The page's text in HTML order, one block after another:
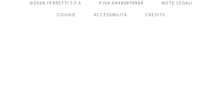
©2026 FERRETTI S.P.A P.IVA 04485970968 NOTE LEGALI
COOKIE ACCESSIBILITÀ CREDITS